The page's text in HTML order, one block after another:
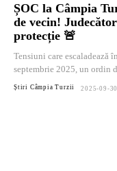
ȘOC la Câmpia
de vecin!
protecție 🚨
Tensiuni care escaladează
septembrie 2025, un ordin
Știri Câmpia Turzii 2025-09-30